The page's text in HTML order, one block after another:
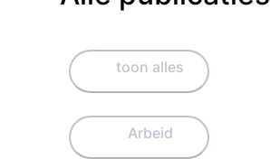
toon alles
Arbeid